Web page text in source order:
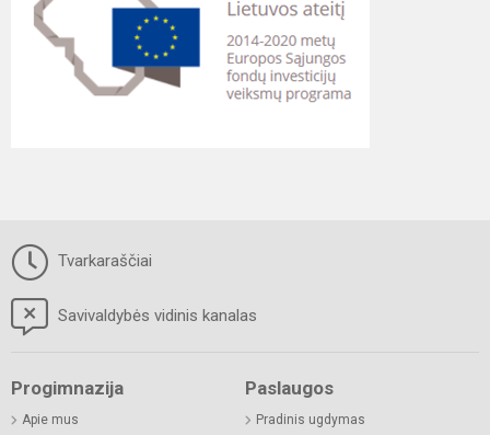
Tvarkaraščiai
Savivaldybės vidinis kanalas
Progimnazija
Apie mus
Paslaugos
Pradinis ugdymas